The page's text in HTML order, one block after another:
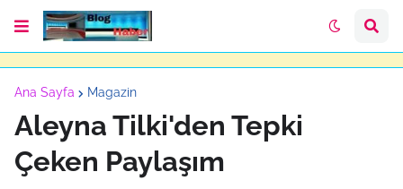
Ana Sayfa Magazin
Aleyna Tilki'den Tepki
Çeken Paylaşım